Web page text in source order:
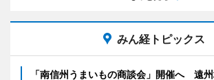
みん経トピックス
「南信州うまいもの商談会」開催へ 遠